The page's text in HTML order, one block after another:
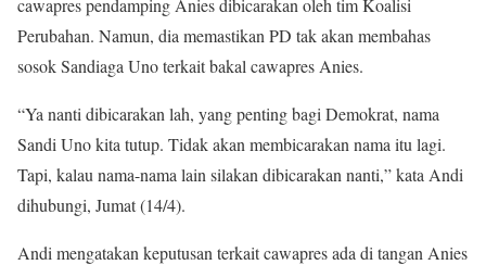
cawapres pendamping Anies dibicarakan oleh tim Koalisi
Perubahan. Namun, dia memastikan PD tak akan membahas
sosok Sandiaga Uno terkait bakal cawapres Anies.
“Ya nanti dibicarakan lah, yang penting bagi Demokrat, nama
Sandi Uno kita tutup. Tidak akan membicarakan nama itu lagi.
Tapi, kalau nama-nama lain silakan dibicarakan nanti,” kata Andi
dihubungi, Jumat (14/4).
Andi mengatakan keputusan terkait cawapres ada di tangan Anies